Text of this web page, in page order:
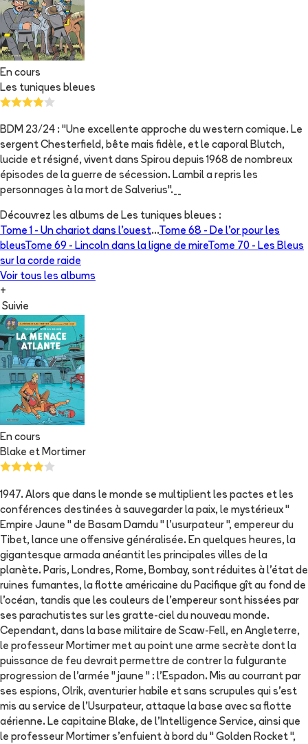
En cours
Les tuniques bleues
BDM 23/24 : "Une excellente approche du western comique. Le
sergent Chesterfield, bête mais fidèle, et le caporal Blutch,
lucide et résigné, vivent dans Spirou depuis 1968 de nombreux
épisodes de la guerre de sécession. Lambil a repris les
personnages à la mort de Salverius".__
Découvrez les albums de Les tuniques bleues :
Tome 1 - Un chariot dans l'ouest...Tome 68 - De l'or pour les
bleusTome 69 - Lincoln dans la ligne de mireTome 70 - Les Bleus
sur la corde raide
Voir tous les albums
+
Suivie
En cours
Blake et Mortimer
1947. Alors que dans le monde se multiplient les pactes et les
conférences destinées à sauvegarder la paix, le mystérieux "
Empire Jaune " de Basam Damdu " l'usurpateur ", empereur du
Tibet, lance une offensive généralisée. En quelques heures, la
gigantesque armada anéantit les principales villes de la
planète. Paris, Londres, Rome, Bombay, sont réduites à l'état de
ruines fumantes, la flotte américaine du Pacifique gît au fond de
l'océan, tandis que les couleurs de l'empereur sont hissées par
ses parachutistes sur les gratte-ciel du nouveau monde.
Cependant, dans la base militaire de Scaw-Fell, en Angleterre,
le professeur Mortimer met au point une arme secrète dont la
puissance de feu devrait permettre de contrer la fulgurante
progression de l'armée " jaune " : l'Espadon. Mis au courrant par
ses espions, Olrik, aventurier habile et sans scrupules qui s'est
mis au service de l'Usurpateur, attaque la base avec sa flotte
aérienne. Le capitaine Blake, de l'Intelligence Service, ainsi que
le professeur Mortimer s'enfuient à bord du " Golden Rocket ",